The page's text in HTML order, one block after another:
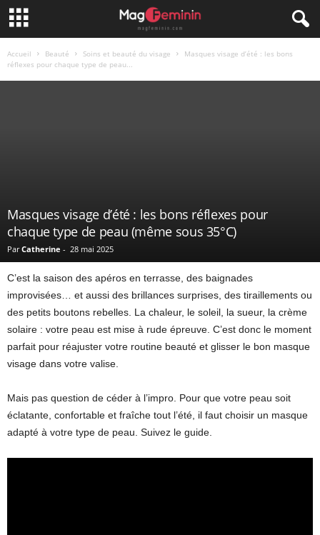
Accueil Beauté Soins et beauté du visage
Masques visage d’été : les bons
réflexes pour chaque type de peau...
Masques visage d’été : les bons réflexes pour
chaque type de peau (même sous 35°C)
Par Catherine - 28 mai 2025
C’est la saison des apéros en terrasse, des baignades
improvisées… et aussi des brillances surprises, des tiraillements ou
des petits boutons rebelles. La chaleur, le soleil, la sueur, la crème
solaire : votre peau est mise à rude épreuve. C’est donc le moment
parfait pour réajuster votre routine beauté et glisser le bon masque
visage dans votre valise.
Mais pas question de céder à l’impro. Pour que votre peau soit
éclatante, confortable et fraîche tout l’été, il faut choisir un masque
adapté à votre type de peau. Suivez le guide.